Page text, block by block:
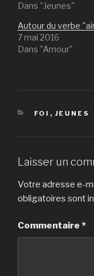
Dans "Jeunes"
Autour du verbe
7 mai 2016
Dans "Amour"
CATÉGORIES
FOI , JEUNES
Laisser un
Votre adresse e-
obligatoires sont
Commentaire *